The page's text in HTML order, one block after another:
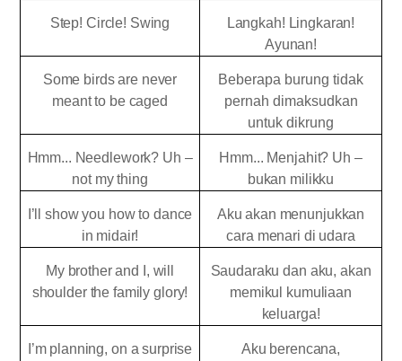
Step! Circle! Swing
Langkah! Lingkaran!
Ayunan!
Some birds are never
meant to be caged
Beberapa burung tidak
pernah dimaksudkan
untuk dikrung
Hmm... Needlework? Uh –
not my thing
Hmm... Menjahit? Uh –
bukan milikku
I’ll show you how to dance
in midair!
Aku akan menunjukkan
cara menari di udara
My brother and I, will
shoulder the family glory!
Saudaraku dan aku, akan
memikul kumuliaan
keluarga!
I’m planning, on a surprise
Aku berencana,